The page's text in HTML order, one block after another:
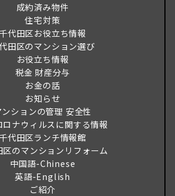
成約済み物件
住宅対策
千代田区お役立ち情報
田区のマンション選び
お役立ち情報
税金 財産分与
お金の話
お知らせ
ンションの管理 安全性
ロナウィルスに関する情報
千代田区ランチ情報館
区のマンションリフォーム
中国語-Chinese
英語-English
ご紹介